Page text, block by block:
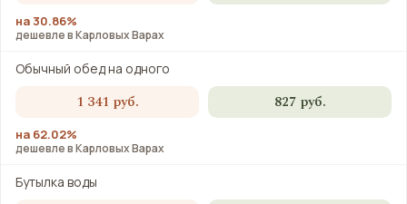
на 30.86%
дешевле в Карловых Варах
Обычный обед на одного
1 341 руб. 827 руб.
на 62.02%
дешевле в Карловых Варах
Бутылка воды